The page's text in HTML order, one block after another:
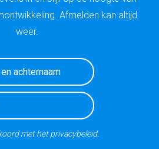
Afmelden kan altijd
weer.
met het privacybeleid.